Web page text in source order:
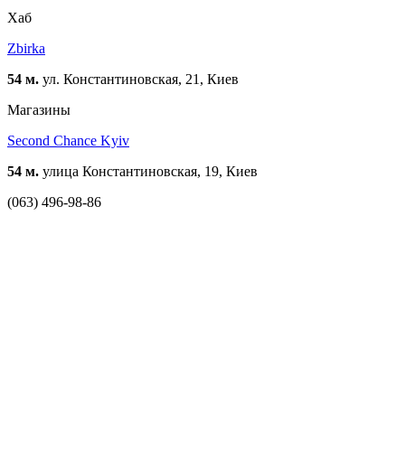
Хаб
Zbirka
54 м. ул. Константиновская, 21, Киев
Магазины
Second Chance Kyiv
54 м. улица Константиновская, 19, Киев
(063) 496-98-86